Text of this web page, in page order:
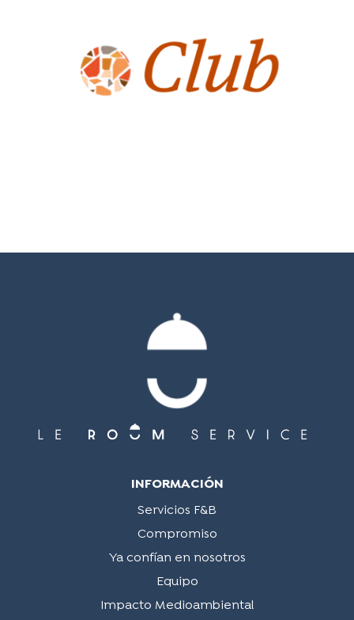
INFORMACIÓN
Servicios F&B
Compromiso
Ya confían en nosotros
Equipo
Impacto Medioambiental